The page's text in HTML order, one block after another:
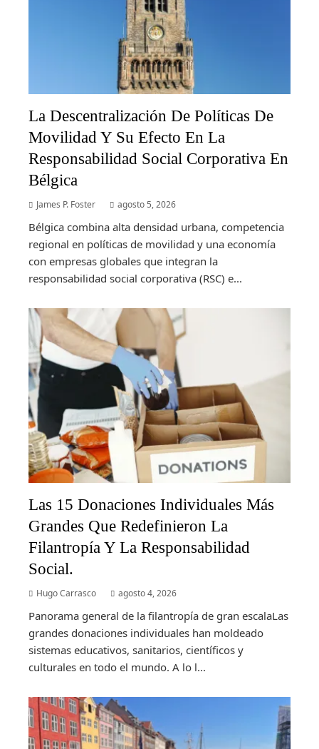
La Descentralización De Políticas De
Movilidad Y Su Efecto En La
Responsabilidad Social Corporativa En
Bélgica
James P. Foster agosto 5, 2026
Bélgica combina alta densidad urbana, competencia
regional en políticas de movilidad y una economía
con empresas globales que integran la
responsabilidad social corporativa (RSC) e...
Las 15 Donaciones Individuales Más
Grandes Que Redefinieron La
Filantropía Y La Responsabilidad
Social.
Hugo Carrasco agosto 4, 2026
Panorama general de la filantropía de gran escalaLas
grandes donaciones individuales han moldeado
sistemas educativos, sanitarios, científicos y
culturales en todo el mundo. A lo l...